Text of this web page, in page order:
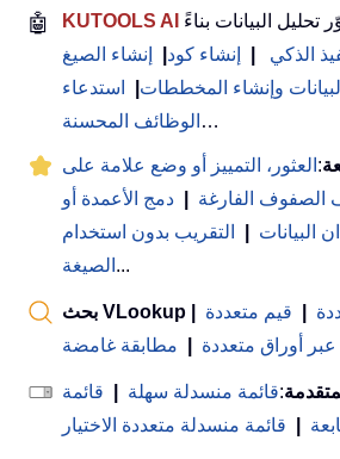
🤖
تحليل البيانات بناءً
الذكي إنشاء كود
إنشاء الصيغ
وإنشاء المخططات
استدعاء
الوظائف المحسنة …
: العثور، التمييز أو وضع علامة على
الصفوف الفارغة
دمج الأعمدة أو
البيانات
التقريب بدون استخدام
الصيغة ...
قيم متعددة
عبر أوراق متعددة
مطابقة غامضة
:قائمة منسدلة سهلة
قائمة
قائمة منسدلة متعددة الاختيار